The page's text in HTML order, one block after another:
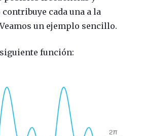
cada una a la
un ejemplo sencillo.
función: